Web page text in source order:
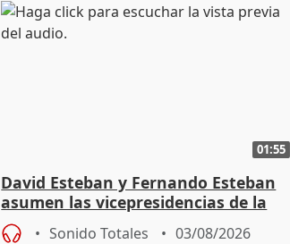
01:55
David Esteban y Fernando Esteban
asumen las vicepresidencias de la
Diputación de Valladolid
Sonido Totales 03/08/2026